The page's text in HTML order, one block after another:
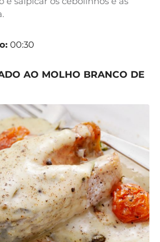
00:30
AO MOLHO BRANCO DE